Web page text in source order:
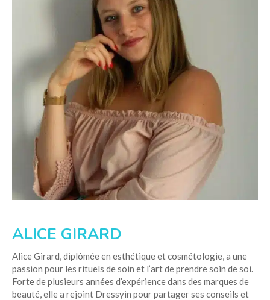
ALICE GIRARD
Alice Girard, diplômée en esthétique et cosmétologie, a une
passion pour les rituels de soin et l’art de prendre soin de soi.
Forte de plusieurs années d’expérience dans des marques de
beauté, elle a rejoint Dressyin pour partager ses conseils et